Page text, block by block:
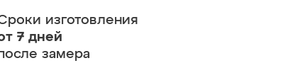
изготовления
7 дней
замера